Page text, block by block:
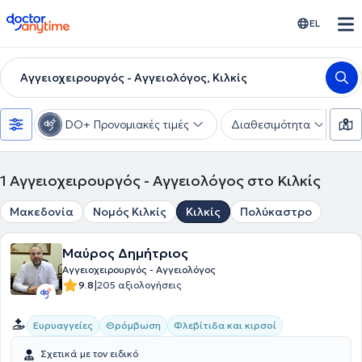
doctoranytime EL
Αγγειοχειρουργός - Αγγειολόγος, Κιλκίς
DO+ Προνομιακές τιμές Διαθεσιμότητα
1 Αγγειοχειρουργός - Αγγειολόγος στο Κιλκίς
Μακεδονία Νομός Κιλκίς Κιλκίς Πολύκαστρο
Μαύρος Δημήτριος
Αγγειοχειρουργός - Αγγειολόγος
9.8|205 αξιολογήσεις
Ευρυαγγείες Θρόμβωση Φλεβίτιδα και κιρσοί
Σχετικά με τον ειδικό